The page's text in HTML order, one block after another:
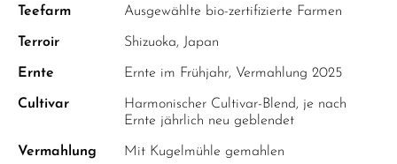
Teefarm Ausgewählte bio-zertifizierte Farmen
Terroir Shizuoka, Japan
Ernte Ernte im Frühjahr, Vermahlung 2025
Cultivar
Harmonischer Cultivar-Blend, je nach
Ernte jährlich neu geblendet
Vermahlung Mit Kugelmühle gemahlen